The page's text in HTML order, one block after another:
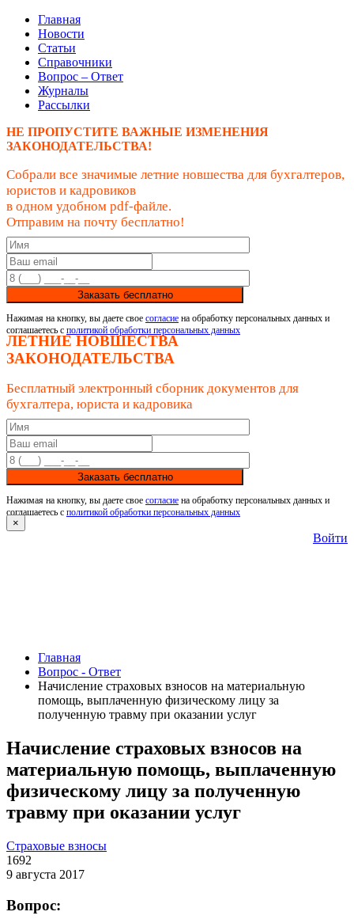
Главная
Новости
Статьи
Справочники
Вопрос – Ответ
Журналы
Рассылки
НЕ ПРОПУСТИТЕ ВАЖНЫЕ ИЗМЕНЕНИЯ
ЗАКОНОДАТЕЛЬСТВА!
Собрали все значимые летние новшества для бухгалтеров,
юристов и кадровиков
в одном удобном pdf-файле.
Отправим на почту бесплатно!
Заказать бесплатно
Нажимая на кнопку, вы даете свое согласие на обработку персональных данных и
соглашаетесь с политикой обработки персональных данных
ЛЕТНИЕ НОВШЕСТВА
ЗАКОНОДАТЕЛЬСТВА
Бесплатный электронный сборник документов для
бухгалтера, юриста и кадровика
Заказать бесплатно
Нажимая на кнопку, вы даете свое согласие на обработку персональных данных и
соглашаетесь с политикой обработки персональных данных
×
Войти
Главная
Вопрос - Ответ
Начисление страховых взносов на материальную
помощь, выплаченную физическому лицу за
полученную травму при оказании услуг
Начисление страховых взносов на
материальную помощь, выплаченную
физическому лицу за полученную
травму при оказании услуг
Страховые взносы
1692
9 августа 2017
Вопрос: